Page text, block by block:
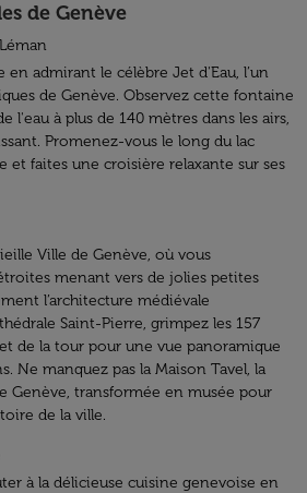
de Genève
admirant le célèbre Jet d'Eau, l’un
de Genève. Observez cette fontaine
l'eau à plus de 140 mètres dans les airs,
Promenez-vous le long du lac
et faites une croisière relaxante sur ses
Ville de Genève, où vous
menant vers de jolies petites
l’architecture médiévale
Saint-Pierre, grimpez les 157
de la tour pour une vue panoramique
Ne manquez pas la Maison Tavel, la
Genève, transformée en musée pour
de la ville.
à la délicieuse cuisine genevoise en